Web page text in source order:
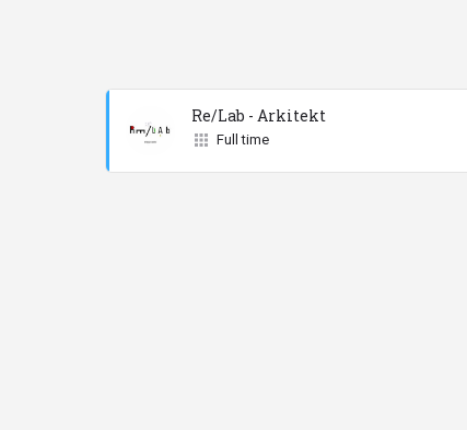
Re/Lab - Arkitekt
Full time